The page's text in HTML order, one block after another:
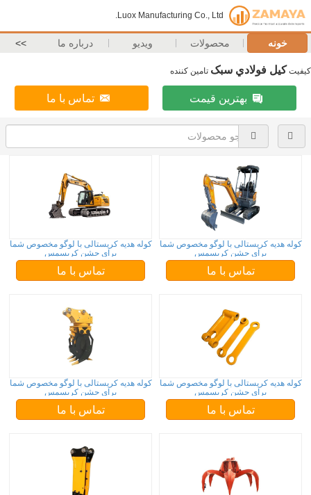
Luox Manufacturing Co., Ltd.
خونه محصولات ویدیو درباره ما >>
کیفیت کيل فولادي سبک تامین کننده
بهترین قیمت تماس با ما
کوله هدیه کریستالی با لوگو مخصوص شما
برای جشن کریسمس
تماس با ما
کوله هدیه کریستالی با لوگو مخصوص شما
برای جشن کریسمس
تماس با ما
کوله هدیه کریستالی با لوگو مخصوص شما
برای جشن کریسمس
تماس با ما
کوله هدیه کریستالی با لوگو مخصوص شما
برای جشن کریسمس
تماس با ما